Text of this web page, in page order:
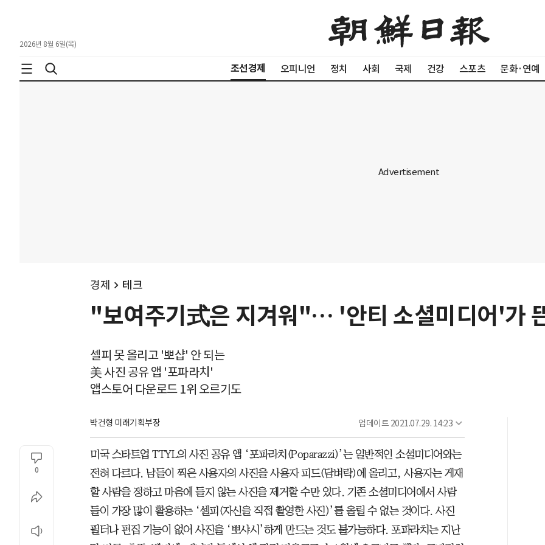
2026년 8월 6일(목)
조선경제 오피니언 정치 사회 국제 건강 스포츠 문화·연예
경제 테크
"보여주기式은 지겨워"… '안티 소셜미디어'가
셀피 못 올리고 '뽀샵' 안 되는
美 사진 공유 앱 '포파라치'
앱스토어 다운로드 1위 오르기도
박건형 미래기획부장 업데이트 2021.07.29. 14:23
0
미국 스타트업 TTYL의 사진 공유 앱 ‘포파라치(Poparazzi)’는 일반적인 소셜미디어와는
전혀 다르다. 남들이 찍은 사용자의 사진을 사용자 피드(담벼락)에 올리고, 사용자는 게재
할 사람을 정하고 마음에 들지 않는 사진을 제거할 수만 있다. 기존 소셜미디어에서 사람
들이 가장 많이 활용하는 ‘셀피(자신을 직접 촬영한 사진)’를 올릴 수 없는 것이다. 사진
필터나 편집 기능이 없어 사진을 ‘뽀샤시’하게 만드는 것도 불가능하다. 포파라치는 지난